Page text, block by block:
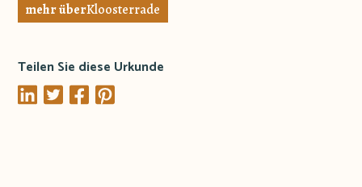
mehr überKloosterrade
Teilen Sie diese Urkunde